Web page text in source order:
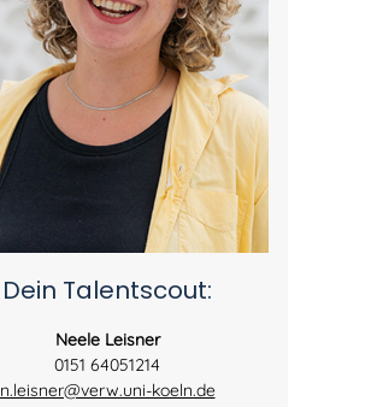
Dein Talentscout:
Neele Leisner
0151 64051214
n.leisner@verw.uni-koeln.de